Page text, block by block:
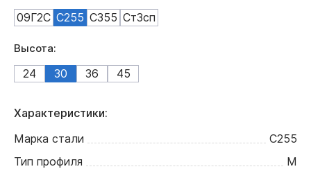
09Г2С С255 С355 Ст3сп
Высота:
24 30 36 45
Характеристики:
Марка стали
С255
Тип профиля
М